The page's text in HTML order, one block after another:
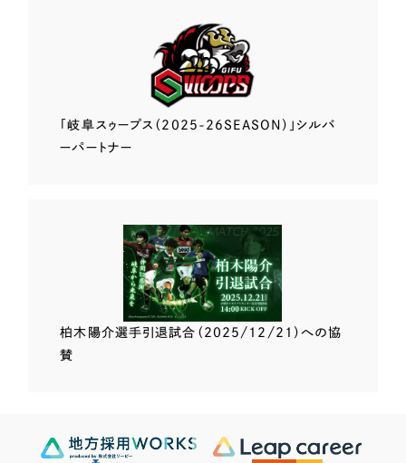
「岐阜スゥープス （2025-26SEASON）」 シルバ
ーパートナー
柏木陽介選手引退試合（2025/12/21）への協
賛